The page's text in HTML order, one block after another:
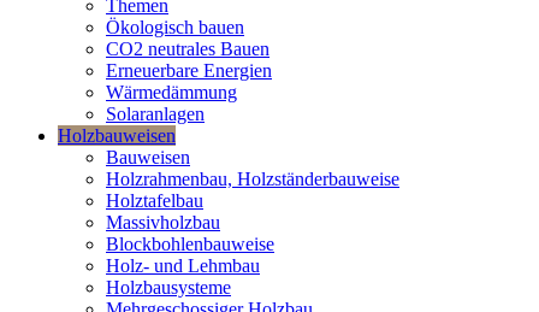
Themen
Ökologisch bauen
CO2 neutrales Bauen
Erneuerbare Energien
Wärmedämmung
Solaranlagen
Holzbauweisen
Bauweisen
Holzrahmenbau, Holzständerbauweise
Holztafelbau
Massivholzbau
Blockbohlenbauweise
Holz- und Lehmbau
Holzbausysteme